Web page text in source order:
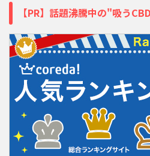
【PR】話題沸騰中の"吸う